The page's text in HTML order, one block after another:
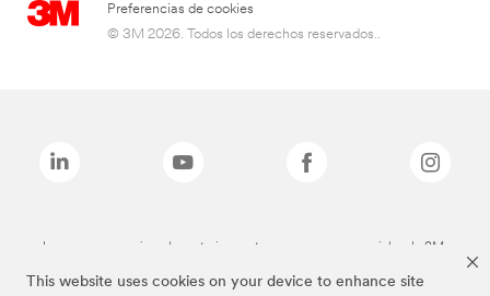
This website uses cookies on your device to enhance site
Preferencias de cookies
© 3M 2026. Todos los derechos reservados..
Las marcas mencionadas anteriormente son marcas comerciales de 3M.